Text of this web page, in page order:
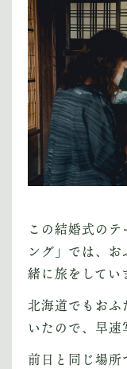
この結婚式のテ
ング」では、
緒に旅をしてい
北海道でもおふ
いたので、早速
前日と同じ場